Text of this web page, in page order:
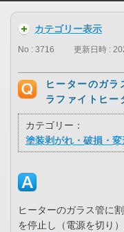
カテゴリー表示
No : 3716 更新日時 :
ヒーターのガ
ラファイトヒー
カテゴリー：
塗装剥がれ・破損・
ヒーターのガラス管に
を停止し（電源を切り